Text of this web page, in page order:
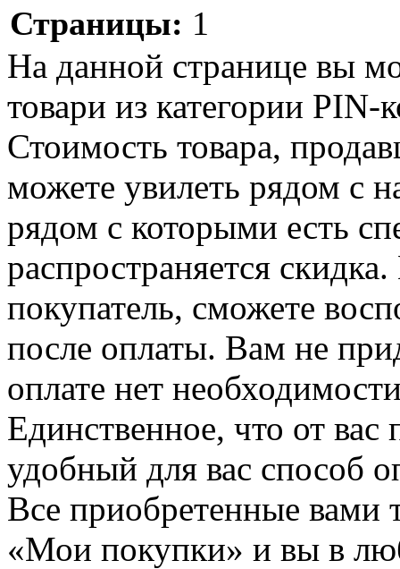
Страницы: 1
На данной странице вы
товари из категории
Стоимость товара,
можете увилеть рядом с
рядом с которыми есть
распространяется
покупатель, сможете
после оплаты. Вам не
оплате нет
Единственное, что от вас
удобный для вас способ
Все приобретенные вами
«Мои покупки» и вы в